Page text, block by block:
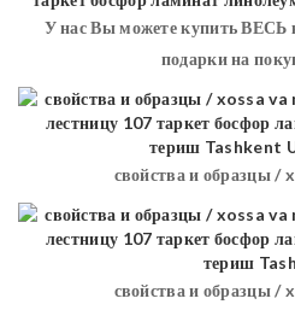
У нас Вы можете купить ВЕСЬ
подарки на
свойства и образцы /
свойства и образцы /